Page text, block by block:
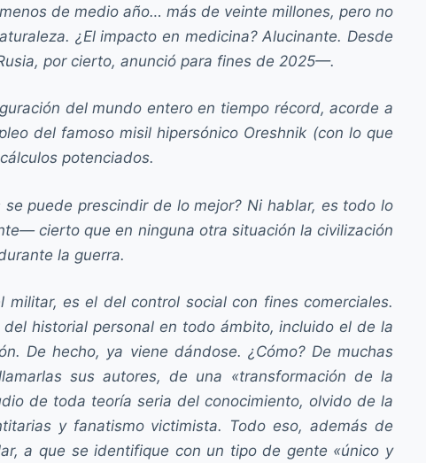
de medio año… más de veinte millones, pero no
¿El impacto en medicina? Alucinante. Desde
por cierto, anunció para fines de 2025—.
del mundo entero en tiempo récord, acorde a
del famoso misil hipersónico Oreshnik (con lo que
potenciados.
puede prescindir de lo mejor? Ni hablar, es todo lo
cierto que en ninguna otra situación la civilización
la guerra.
es el del control social con fines comerciales.
historial personal en todo ámbito, incluido el de la
De hecho, ya viene dándose. ¿Cómo? De muchas
sus autores, de una «transformación de la
de toda teoría seria del conocimiento, olvido de la
y fanatismo victimista. Todo eso, además de
a que se identifique con un tipo de gente «único y